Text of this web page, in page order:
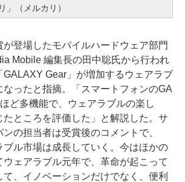
」（メルカリ）
登場したモバイルハードウェア部門
Mobile 編集長の田中聡氏から行われ
GALAXY Gear」が増加するウェアラブ
なったと指摘。「スマートフォンのGA
ど多機能で、ウェアラブルの楽し
たところを評価した」と解説した。サ
の担当者は受賞後のコメントで、
ブル市場は成長していく。今はほかの
ウェアラブル元年で、革命が起こって
、イノベーションだけでなく、便利